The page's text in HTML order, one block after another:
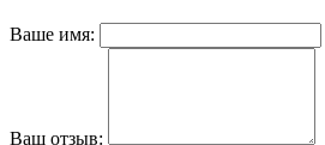
Ваше имя:
Ваш отзыв: